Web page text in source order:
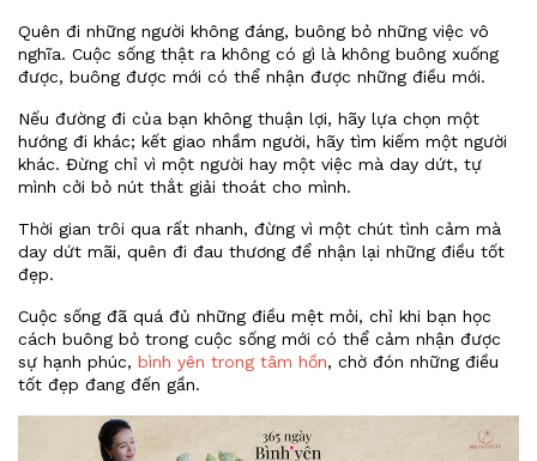
Quên đi những người không đáng, buông bỏ những việc vô
nghĩa. Cuộc sống thật ra không có gì là không buông xuống
được, buông được mới có thể nhận được những điều mới.
Nếu đường đi của bạn không thuận lợi, hãy lựa chọn một
hướng đi khác; kết giao nhầm người, hãy tìm kiếm một người
khác. Đừng chỉ vì một người hay một việc mà day dứt, tự
mình cởi bỏ nút thắt giải thoát cho mình.
Thời gian trôi qua rất nhanh, đừng vì một chút tình cảm mà
day dứt mãi, quên đi đau thương để nhận lại những điều tốt
đẹp.
Cuộc sống đã quá đủ những điều mệt mỏi, chỉ khi bạn học
cách buông bỏ trong cuộc sống mới có thể cảm nhận được
sự hạnh phúc, bình yên trong tâm hồn, chờ đón những điều
tốt đẹp đang đến gần.